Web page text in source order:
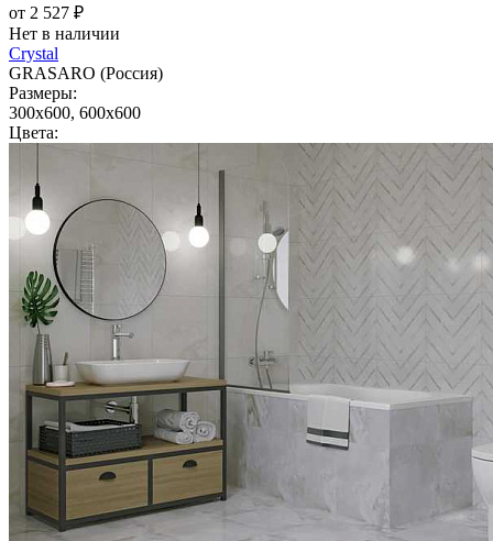
от 2 527 ₽
Нет в наличии
Crystal
GRASARO (Россия)
Размеры:
300x600, 600x600
Цвета: